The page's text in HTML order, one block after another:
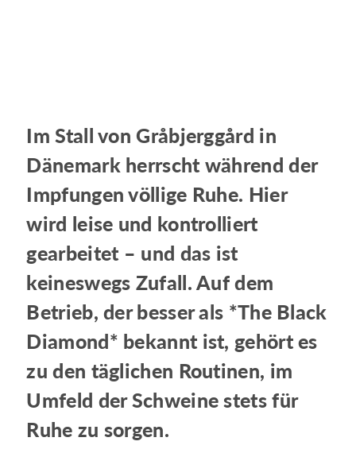
Im Stall von Gråbjerggård in
Dänemark herrscht während der
Impfungen völlige Ruhe. Hier
wird leise und kontrolliert
gearbeitet – und das ist
keineswegs Zufall. Auf dem
Betrieb, der besser als *The Black
Diamond* bekannt ist, gehört es
zu den täglichen Routinen, im
Umfeld der Schweine stets für
Ruhe zu sorgen.